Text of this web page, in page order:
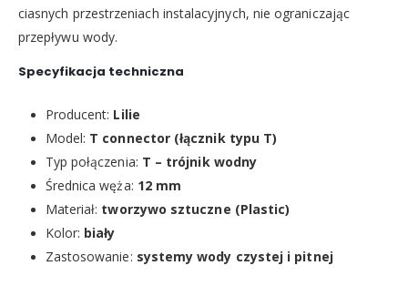
ciasnych przestrzeniach instalacyjnych, nie ograniczając
przepływu wody.
Specyfikacja techniczna
Producent: Lilie
Model: T connector (łącznik typu T)
Typ połączenia: T – trójnik wodny
Średnica węża: 12 mm
Materiał: tworzywo sztuczne (Plastic)
Kolor: biały
Zastosowanie: systemy wody czystej i pitnej